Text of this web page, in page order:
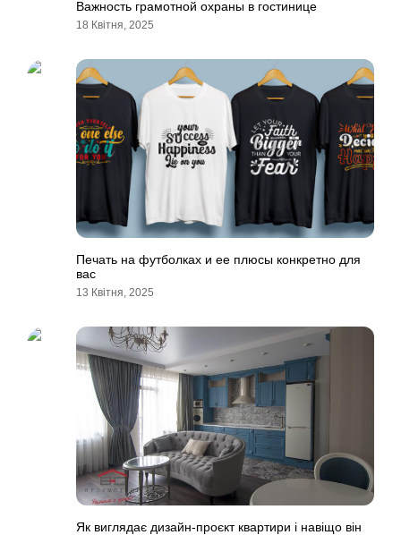
Важность грамотной охраны в гостинице
18 Квітня, 2025
Печать на футболках и ее плюсы конкретно для
вас
13 Квітня, 2025
Як виглядає дизайн-проєкт квартири і навіщо він